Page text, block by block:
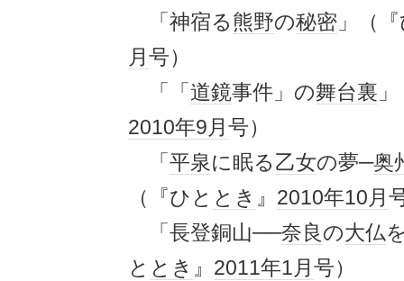
「神宿る熊野の秘密 」（
月 号）
「「 道鏡事件」の舞台裏
2010年9月 号）
「 平泉に眠る乙女の夢─奥
（『ひと とき 』 2010年10月
「長登銅山──奈良の大仏
と とき 』 2011年1月 号）